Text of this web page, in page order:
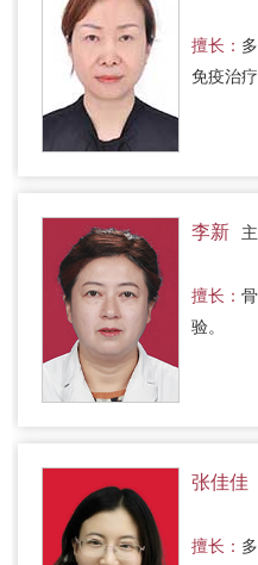
擅长：
免疫治疗
李新
擅长：
验。
张佳佳
擅长：